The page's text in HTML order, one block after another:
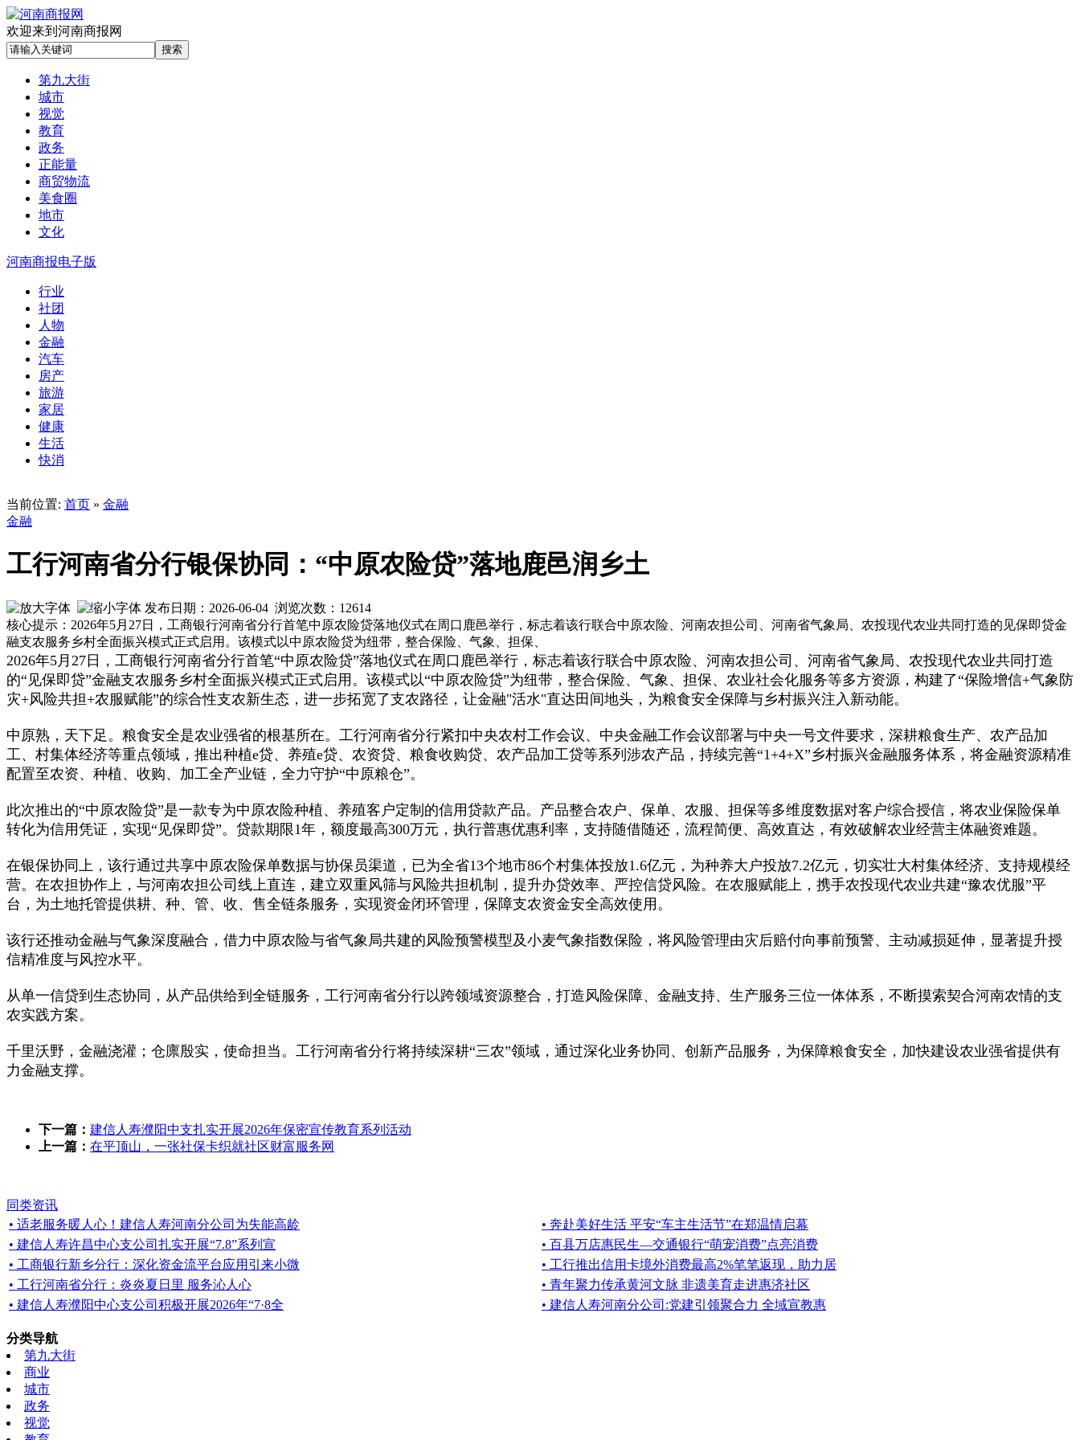
欢迎来到河南商报网
第九大街
城市
视觉
教育
政务
正能量
商贸物流
美食圈
地市
文化
河南商报电子版
行业
社团
人物
金融
汽车
房产
旅游
家居
健康
生活
快消
当前位置: 首页 » 金融
金融
工行河南省分行银保协同：“中原农险贷”落地鹿邑润乡土
发布日期：2026-06-04 浏览次数： 12614
核心提示：2026年5月27日，工商银行河南省分行首笔中原农险贷落地仪式在周口鹿邑举行，标志着该行联合中原农险、河南农担公司、河南省气象局、农投现代农业共同打造的见保即贷金
融支农服务乡村全面振兴模式正式启用。该模式以中原农险贷为纽带，整合保险、气象、担保、
2026年5月27日，工商银行河南省分行首笔“中原农险贷”落地仪式在周口鹿邑举行，标志着该行联合中原农险、河南农担公司、河南省气象局、农投现代农业共同打造
的“见保即贷”金融支农服务乡村全面振兴模式正式启用。该模式以“中原农险贷”为纽带，整合保险、气象、担保、农业社会化服务等多方资源，构建了“保险增信+气象防
灾+风险共担+农服赋能”的综合性支农新生态，进一步拓宽了支农路径，让金融"活水"直达田间地头，为粮食安全保障与乡村振兴注入新动能。
中原熟，天下足。粮食安全是农业强省的根基所在。工行河南省分行紧扣中央农村工作会议、中央金融工作会议部署与中央一号文件要求，深耕粮食生产、农产品加
工、村集体经济等重点领域，推出种植e贷、养殖e贷、农资贷、粮食收购贷、农产品加工贷等系列涉农产品，持续完善“1+4+X”乡村振兴金融服务体系，将金融资源精准
配置至农资、种植、收购、加工全产业链，全力守护“中原粮仓”。
此次推出的“中原农险贷”是一款专为中原农险种植、养殖客户定制的信用贷款产品。产品整合农户、保单、农服、担保等多维度数据对客户综合授信，将农业保险保单
转化为信用凭证，实现“见保即贷”。贷款期限1年，额度最高300万元，执行普惠优惠利率，支持随借随还，流程简便、高效直达，有效破解农业经营主体融资难题。
在银保协同上，该行通过共享中原农险保单数据与协保员渠道，已为全省13个地市86个村集体投放1.6亿元，为种养大户投放7.2亿元，切实壮大村集体经济、支持规模经
营。在农担协作上，与河南农担公司线上直连，建立双重风筛与风险共担机制，提升办贷效率、严控信贷风险。在农服赋能上，携手农投现代农业共建“豫农优服”平
台，为土地托管提供耕、种、管、收、售全链条服务，实现资金闭环管理，保障支农资金安全高效使用。
该行还推动金融与气象深度融合，借力中原农险与省气象局共建的风险预警模型及小麦气象指数保险，将风险管理由灾后赔付向事前预警、主动减损延伸，显著提升授
信精准度与风控水平。
从单一信贷到生态协同，从产品供给到全链服务，工行河南省分行以跨领域资源整合，打造风险保障、金融支持、生产服务三位一体体系，不断摸索契合河南农情的支
农实践方案。
千里沃野，金融浇灌；仓廪殷实，使命担当。工行河南省分行将持续深耕“三农”领域，通过深化业务协同、创新产品服务，为保障粮食安全，加快建设农业强省提供有
力金融支撑。
下一篇： 建信人寿濮阳中支扎实开展2026年保密宣传教育系列活动
上一篇： 在平顶山，一张社保卡织就社区财富服务网
同类资讯
• 适老服务暖人心！建信人寿河南分公司为失能高龄
• 奔赴美好生活 平安“车主生活节”在郑温情启幕
• 建信人寿许昌中心支公司扎实开展“7.8”系列宣
• 百县万店惠民生—交通银行“萌宠消费”点亮消费
• 工商银行新乡分行：深化资金流平台应用引来小微
• 工行推出信用卡境外消费最高2%笔笔返现，助力居
• 工行河南省分行：炎炎夏日里 服务沁人心
• 青年聚力传承黄河文脉 非遗美育走进惠济社区
• 建信人寿濮阳中心支公司积极开展2026年“7·8全
• 建信人寿河南分公司:党建引领聚合力 全域宣教惠
分类导航
第九大街
商业
城市
政务
视觉